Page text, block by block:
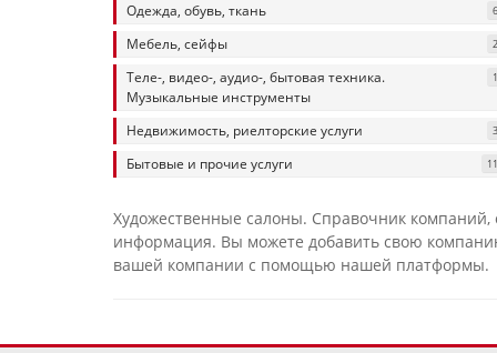
Одежда, обувь, ткань
Мебель, сейфы
Теле-, видео-, аудио-, бытовая техника.
Музыкальные инструменты
Недвижимость, риелторские услуги
Бытовые и прочие услуги
Художественные салоны. Справочник
информация. Вы можете добавить свою
вашей компании с помощью нашей платформы.